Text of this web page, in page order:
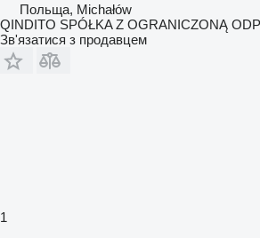
Польща, Michałów
QINDITO SPÓŁKA Z OGRANICZONĄ
Зв'язатися з продавцем
1